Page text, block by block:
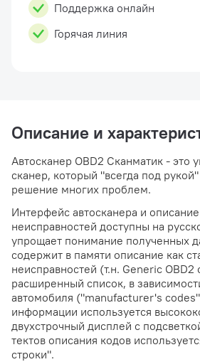
Поддержка онлайн
Горячая линия
Описание и
Автосканер OBD2 Сканматик - это
сканер, который "всегда под
решение многих проблем.
Интерфейс автосканера и
неисправностей доступны на
упрощает понимание полученных
содержит в памяти описание как
неисправностей (т.н. Generic OBD2
расширенный список, в
автомобиля ("manufacturer's
информации используется
двухстрочный дисплей с
тектов описания кодов
строки".